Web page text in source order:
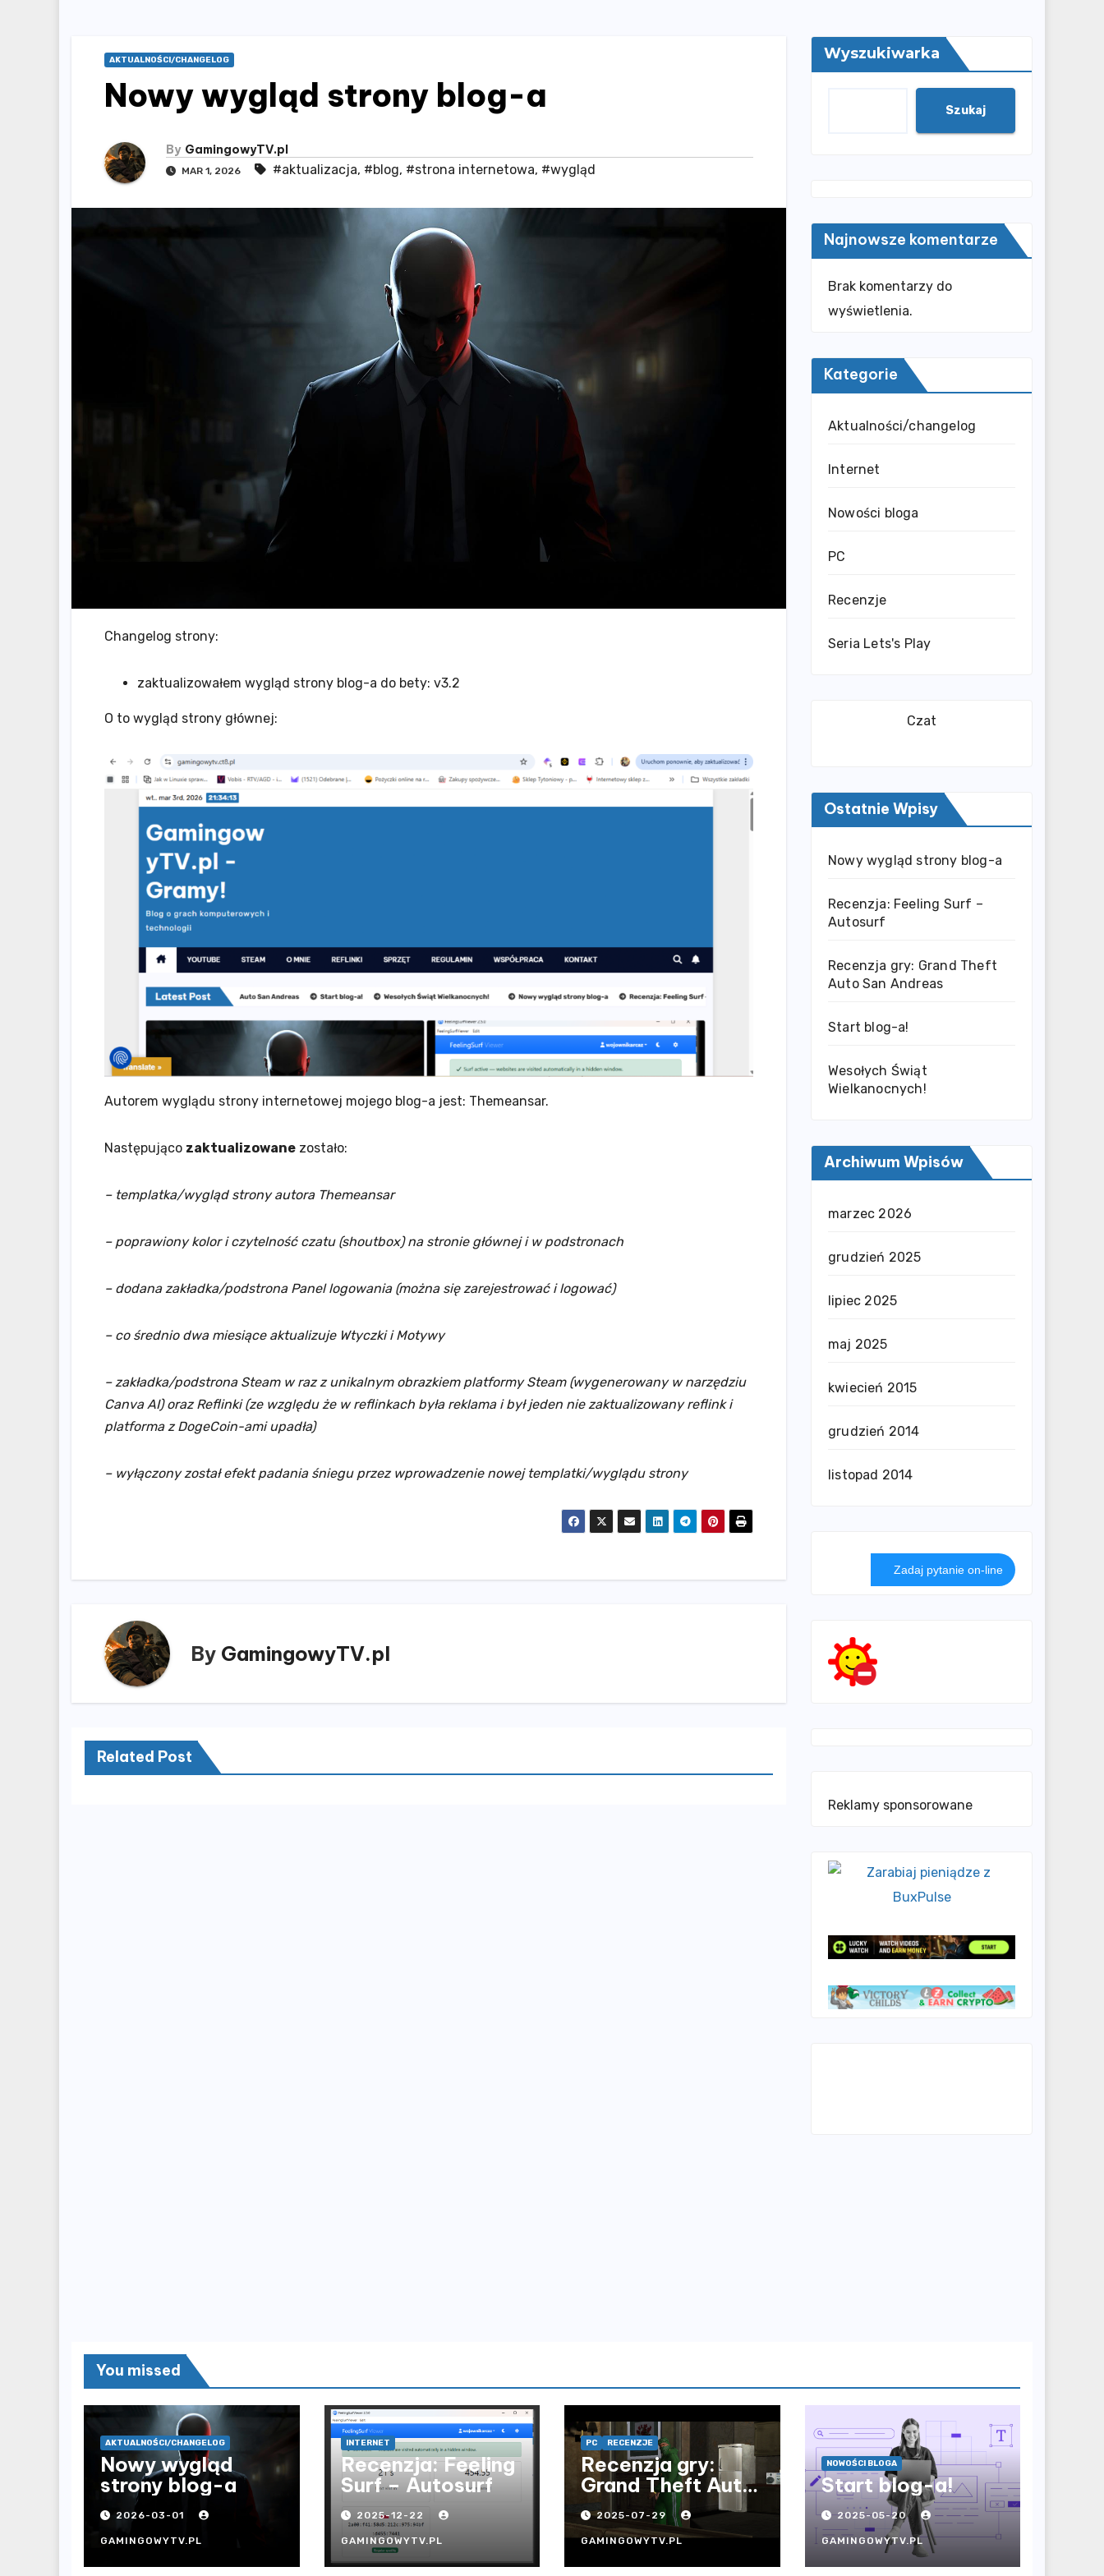
AKTUALNOŚCI/CHANGELOG
Nowy wygląd strony blog-a
By GamingowyTV.pl
MAR 1, 2026 #aktualizacja, #blog, #strona internetowa, #wygląd
Changelog strony:
zaktualizowałem wygląd strony blog-a do bety: v3.2
O to wygląd strony głównej:
Autorem wyglądu strony internetowej mojego blog-a jest: Themeansar.
Następująco zaktualizowane zostało:
– templatka/wygląd strony autora Themeansar
– poprawiony kolor i czytelność czatu (shoutbox) na stronie głównej i w podstronach
– dodana zakładka/podstrona Panel logowania (można się zarejestrować i logować)
– co średnio dwa miesiące aktualizuje Wtyczki i Motywy
– zakładka/podstrona Steam w raz z unikalnym obrazkiem platformy Steam (wygenerowany w narzędziu
Canva AI) oraz Reflinki (ze względu że w reflinkach była reklama i był jeden nie zaktualizowany reflink i
platforma z DogeCoin-ami upadła)
– wyłączony został efekt padania śniegu przez wprowadzenie nowej templatki/wyglądu strony
By GamingowyTV.pl
Related Post
Wyszukiwarka
Szukaj
Najnowsze komentarze
Brak komentarzy do
wyświetlenia.
Kategorie
Aktualności/changelog
Internet
Nowości bloga
PC
Recenzje
Seria Lets's Play
Czat
Ostatnie Wpisy
Nowy wygląd strony blog-a
Recenzja: Feeling Surf –
Autosurf
Recenzja gry: Grand Theft
Auto San Andreas
Start blog-a!
Wesołych Świąt
Wielkanocnych!
Archiwum Wpisów
marzec 2026
grudzień 2025
lipiec 2025
maj 2025
kwiecień 2015
grudzień 2014
listopad 2014
Zadaj pytanie on-line
Reklamy sponsorowane
You missed
AKTUALNOŚCI/CHANGELOG
Nowy wygląd
strony blog-a
2026-03-01
GAMINGOWYTV.PL
INTERNET
Recenzja: Feeling
Surf – Autosurf
2025-12-22
GAMINGOWYTV.PL
PC RECENZJE
Recenzja gry:
Grand Theft Auto
San Andreas
2025-07-29
GAMINGOWYTV.PL
NOWOŚCI BLOGA
Start blog-a!
2025-05-20
GAMINGOWYTV.PL